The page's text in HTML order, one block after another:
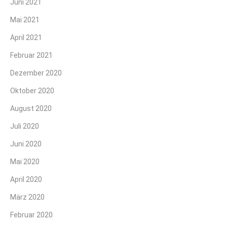
Juni 2021
Mai 2021
April 2021
Februar 2021
Dezember 2020
Oktober 2020
August 2020
Juli 2020
Juni 2020
Mai 2020
April 2020
März 2020
Februar 2020